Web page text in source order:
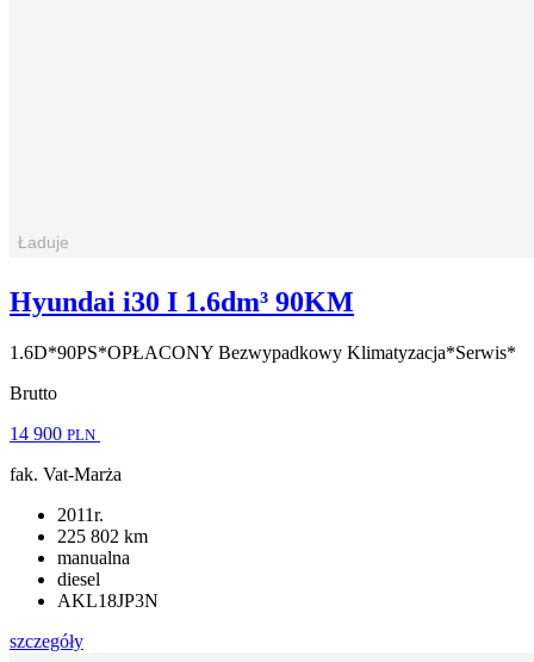
Hyundai i30 I 1.6dm³ 90KM
1.6D*90PS*OPŁACONY Bezwypadkowy Klimatyzacja*Serwis*
Brutto
14 900 PLN
fak. Vat-Marża
2011r.
225 802 km
manualna
diesel
AKL18JP3N
szczegóły